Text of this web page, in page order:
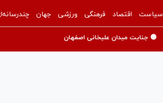
سیاست اقتصاد فرهنگی ورزشی جهان
🟡 جنایت میدان علیخانی اصفهان